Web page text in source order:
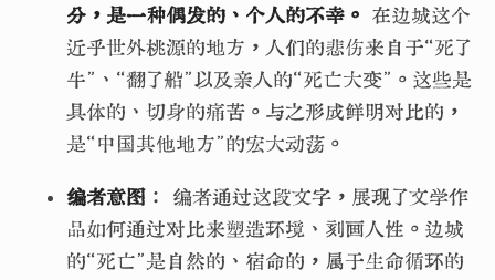
分，是一种偶发的、个人的不幸。
在边城这个
近乎世外桃源的地方，人们的悲伤来自于“死了
牛”、“翻了船”以及亲人的“死亡大变”。这些是
具体的、切身的痛苦。与之形成鲜明对比的，
是“中国其他地方”的宏大动荡。
编者意图 ： 编者通过这段文字，展现了文学作
品如何通过对比来塑造环境、刻画人性。边城
的“死亡”是自然的、宿命的，属于生命循环的